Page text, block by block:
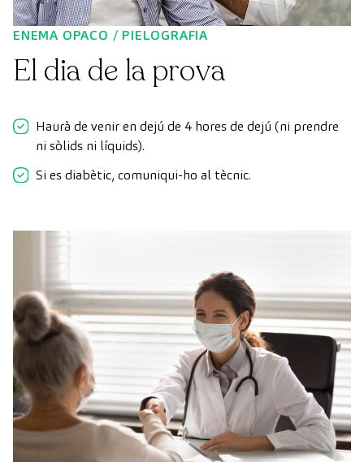
ENEMA OPACO / PIELOGRAFIA
El dia de la prova
Haurà de venir en dejú de 4 hores de dejú (ni prendre
ni sòlids ni líquids).
Si es diabètic, comuniqui-ho al tècnic.